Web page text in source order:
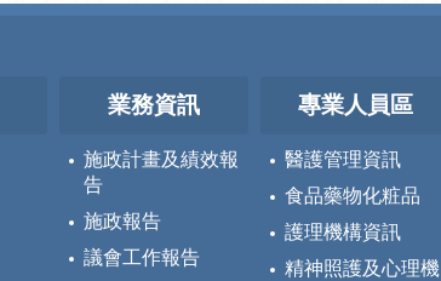
業務資訊
施政計畫及績效報
告
施政報告
議會工作報告
專業人員區
醫護管理資訊
食品藥物化粧品
護理機構資訊
精神照護及心理機